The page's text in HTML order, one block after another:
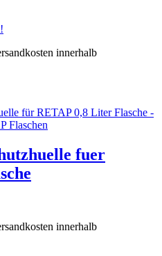
innerhalb
fuer
innerhalb